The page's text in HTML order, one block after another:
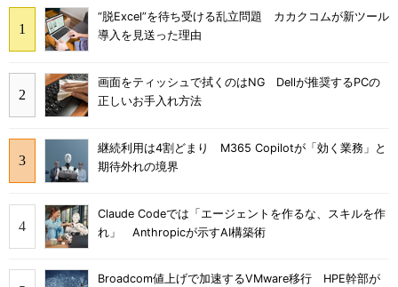
“脱Excel”を待ち受ける乱立問題 カカクコムが新ツール
導入を見送った理由
画面をティッシュで拭くのはNG Dellが推奨するPCの
正しいお手入れ方法
継続利用は4割どまり M365 Copilotが「効く業務」と
期待外れの境界
Claude Codeでは「エージェントを作るな、スキルを作
れ」 Anthropicが示すAI構築術
Broadcom値上げで加速するVMware移行 HPE幹部が